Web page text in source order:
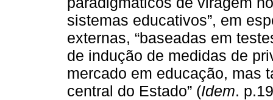
sistemas educativos”, em
externas, “baseadas em
de indução de medidas de
mercado em educação, mas
central do Estado” (Idem.